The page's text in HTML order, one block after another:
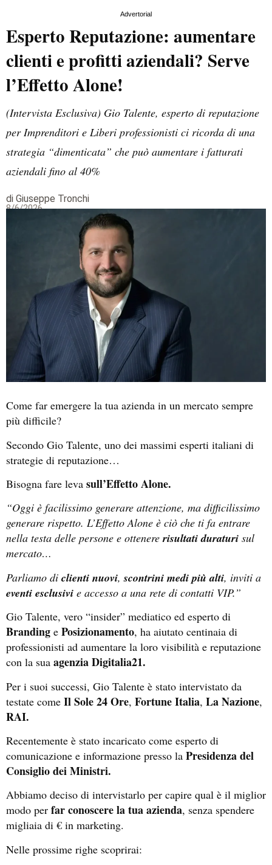
Advertorial
Esperto Reputazione: aumentare
clienti e profitti aziendali? Serve
l’Effetto Alone!
(Intervista Esclusiva) Gio Talente, esperto di reputazione
per Imprenditori e Liberi professionisti ci ricorda di una
strategia “dimenticata” che può aumentare i fatturati
aziendali fino al 40%
di Giuseppe Tronchi
8/6/2026
Come far emergere la tua azienda in un mercato sempre
più difficile?
Secondo Gio Talente, uno dei massimi esperti italiani di
strategie di reputazione…
Bisogna fare leva sull’Effetto Alone.
“Oggi è facilissimo generare attenzione, ma difficilissimo
generare rispetto. L’Effetto Alone è ciò che ti fa entrare
nella testa delle persone e ottenererisultati duraturi sul
mercato…
Parliamo di clienti nuovi,scontrini medi più alti, inviti a
eventi esclusivi e accesso a una rete di contatti VIP.”
Gio Talente, vero “insider” mediatico ed esperto di
Branding e Posizionamento, ha aiutato centinaia di
professionisti ad aumentare la loro visibilità e reputazione
con la sua agenzia Digitalia21.
Per i suoi successi, Gio Talente è stato intervistato da
testate come Il Sole 24 Ore, Fortune Italia, La Nazione,
RAI.
Recentemente è stato incaricato come esperto di
comunicazione e informazione presso la Presidenza del
Consiglio dei Ministri.
Abbiamo deciso di intervistarlo per capire qual è il miglior
modo per far conoscere la tua azienda, senza spendere
migliaia di € in marketing.
Nelle prossime righe scoprirai: